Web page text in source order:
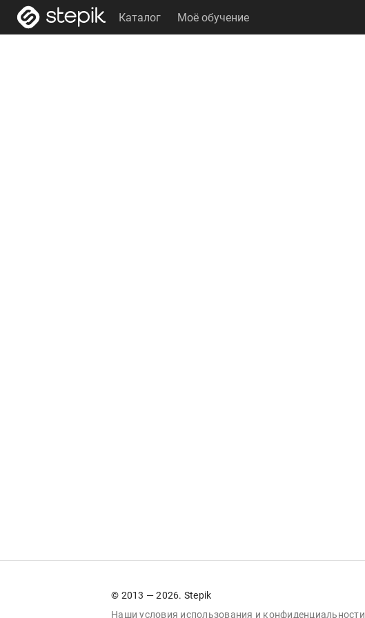
Каталог Моё обучение
© 2013 — 2026. Stepik
Наши условия использования и конфиденциальности